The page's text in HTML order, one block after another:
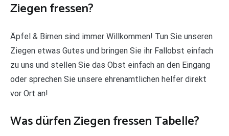
Ziegen fressen?
Äpfel & Birnen sind immer Willkommen! Tun Sie unseren
Ziegen etwas Gutes und bringen Sie ihr Fallobst einfach
zu uns und stellen Sie das Obst einfach an den Eingang
oder sprechen Sie unsere ehrenamtlichen helfer direkt
vor Ort an!
Was dürfen Ziegen fressen Tabelle?